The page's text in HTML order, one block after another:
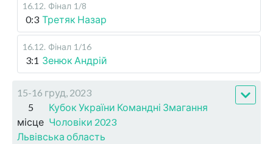
16.12. Фінал 1/8
0:3 Третяк Назар
16.12. Фінал 1/16
3:1 Зенюк Андрій
15-16 груд, 2023
5
місце
Кубок України Командні Змагання
Чоловіки 2023
Львівська область